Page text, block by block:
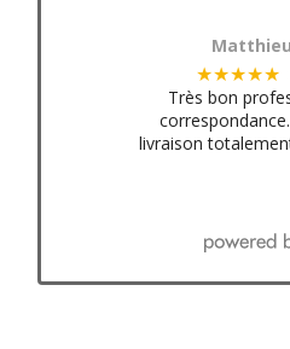
Matthieu
★★★★★
Très bon
livraison